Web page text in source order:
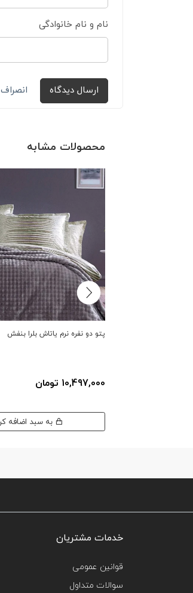
نام و نام خانوادگی
ارسال دیدگاه انصراف
محصولات مشابه
پتو دو نفره نرم یاتاش بلرا بنفش
10,497,000 تومان
به سبد اضافه کن
خدمات مشتریان
قوانین عمومی
سوالات متداول